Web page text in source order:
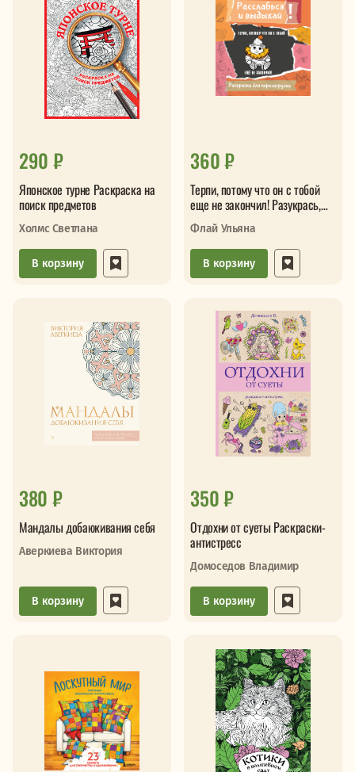
290 ₽
Японское турне Раскраска на
поиск предметов
Холмс Светлана
В корзину
360 ₽
Терпи, потому что он с тобой
еще не закончил! Разукрась,
порви, перезагрузи себя
Флай Ульяна
В корзину
380 ₽
Мандалы добаюкивания себя
Аверкиева Виктория
В корзину
350 ₽
Отдохни от суеты Раскраски-
антистресс
Домоседов Владимир
В корзину